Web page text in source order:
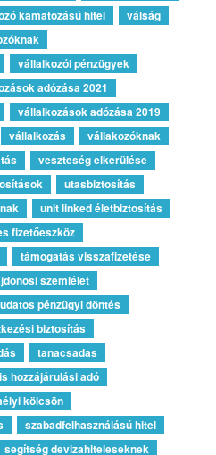
kamatozású hitel
válság
vállalkozói pénzügyek
adózása 2021
vállalkozások adózása 2019
vállalkozás
vállakozóknak
veszteség elkerülése
utasbiztosítás
unit linked életbiztosítás
fizetőeszköz
támogatás visszafizetése
szemlélet
pénzügyi döntés
biztosítás
tanacsadas
hozzájárulási adó
kölcsön
szabadfelhasználású hitel
segítség devizahiteleseknek